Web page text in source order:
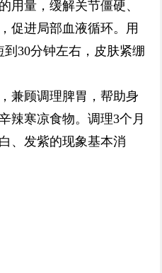
用量，缓解关节僵硬、
促进局部血液循环。用
30分钟左右，皮肤紧绷
兼顾调理脾胃，帮助身
辣寒凉食物。调理3个月
、发紫的现象基本消